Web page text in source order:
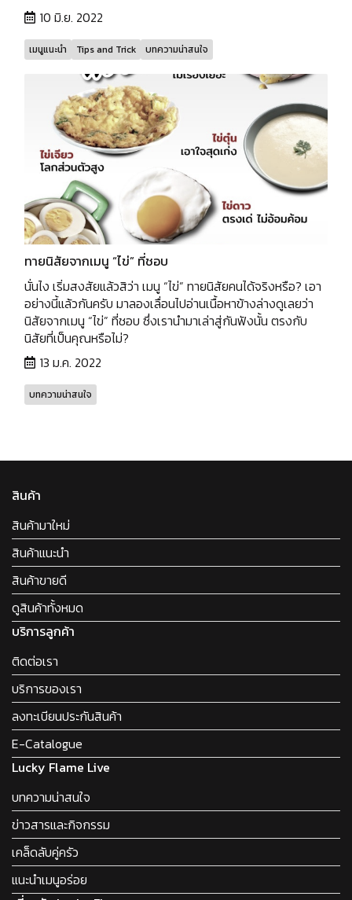
10 มิ.ย. 2022
เมนูแนะนำ Tips and Trick บทความน่าสนใจ
ทายนิสัยจากเมนู “ไข่” ที่ชอบ
นั่นไง เริ่มสงสัยแล้วสิว่า เมนู “ไข่” ทายนิสัยคนได้จริงหรือ? เอา
อย่างนี้แล้วกันครับ มาลองเลื่อนไปอ่านเนื้อหาข้างล่างดูเลยว่า
นิสัยจากเมนู “ไข่” ที่ชอบ ซึ่งเรานำมาเล่าสู่กันฟังนั้น ตรงกับ
นิสัยที่เป็นคุณหรือไม่?
13 ม.ค. 2022
บทความน่าสนใจ
สินค้า
สินค้ามาใหม่
สินค้าแนะนำ
สินค้าขายดี
ดูสินค้าทั้งหมด
บริการลูกค้า
ติดต่อเรา
บริการของเรา
ลงทะเบียนประกันสินค้า
E-Catalogue
Lucky Flame Live
บทความน่าสนใจ
ข่าวสารและกิจกรรม
เคล็ดลับคู่ครัว
แนะนำเมนูอร่อย